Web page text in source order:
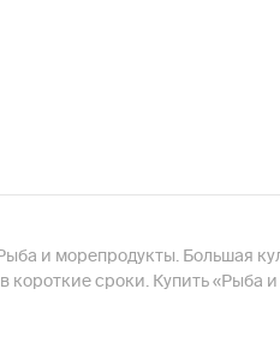
и морепродукты. Большая
короткие сроки. Купить «Рыба